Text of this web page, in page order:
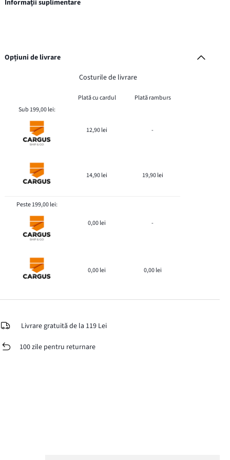
Informaţii suplimentare
Opțiuni de livrare
Costurile de livrare
Plată cu cardul
Plată ramburs
Sub 199,00 lei:
12,90 lei -
14,90 lei 19,90 lei
Peste 199,00 lei:
0,00 lei -
0,00 lei 0,00 lei
Livrare gratuită de la 119 Lei
100 zile pentru returnare